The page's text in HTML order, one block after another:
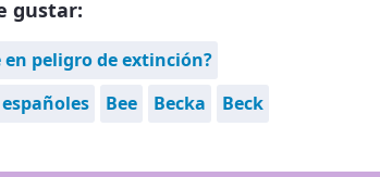
gustar:
peligro de extinción?
Bee Becka Beck